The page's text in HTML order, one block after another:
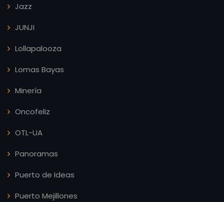
Jazz
JUNJI
Lollapalooza
Lomas Bayas
Minería
Oncofeliz
OTL-UA
Panoramas
Puerto de Ideas
Puerto Mejillones